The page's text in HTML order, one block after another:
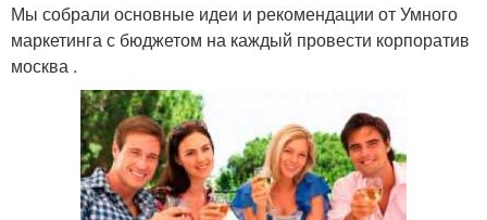
Мы собрали основные идеи и рекомендации от Умного
маркетинга с бюджетом на каждый провести корпоратив
москва .